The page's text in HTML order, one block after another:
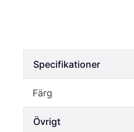
Specifikationer
Färg
Övrigt